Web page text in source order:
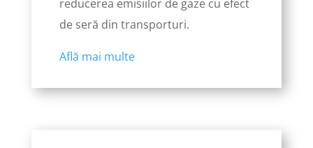
reducerea emisiilor de gaze cu efect
de seră din transporturi.
Află mai multe